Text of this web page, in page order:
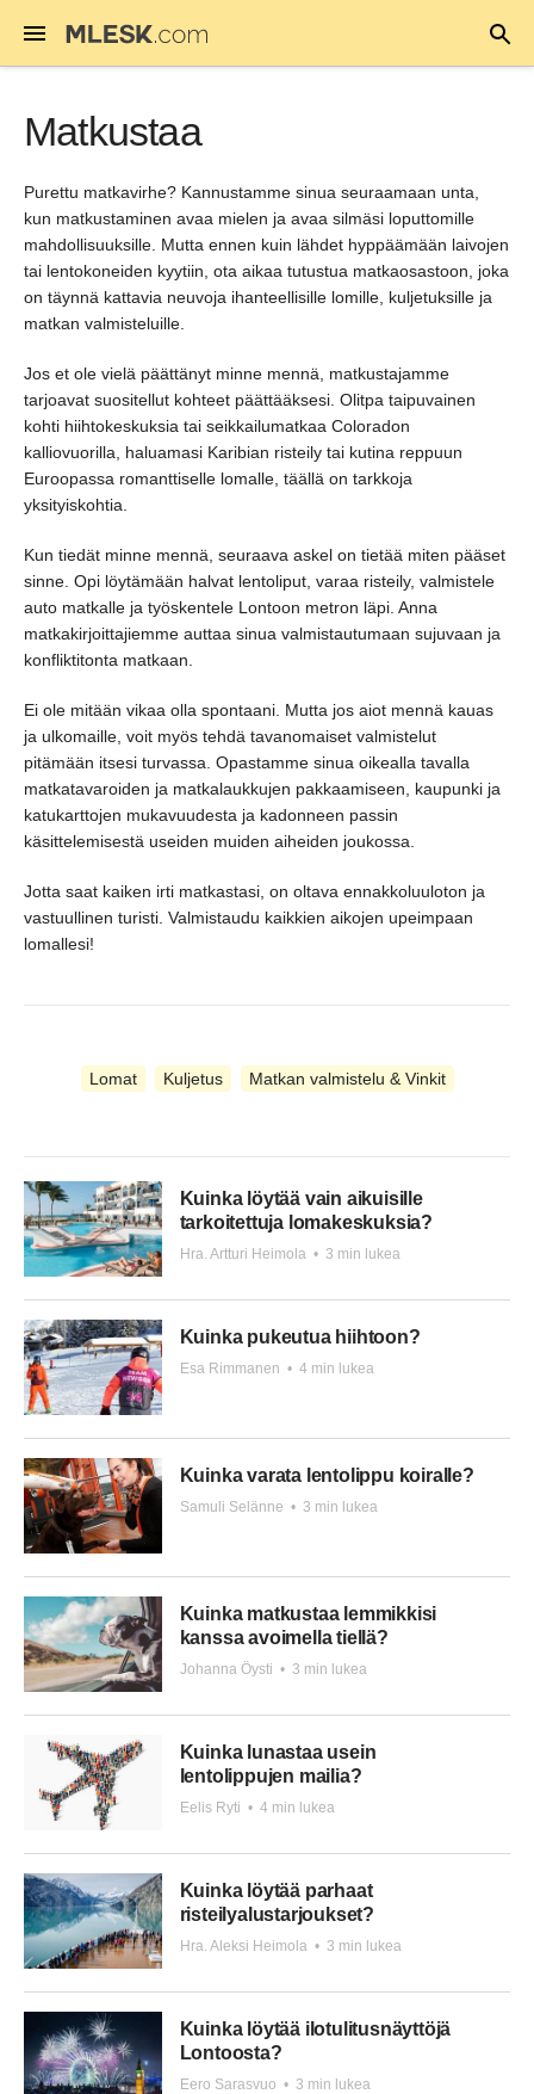
Matkustaa
Purettu matkavirhe? Kannustamme sinua seuraamaan unta,
kun matkustaminen avaa mielen ja avaa silmäsi loputtomille
mahdollisuuksille. Mutta ennen kuin lähdet hyppäämään laivojen
tai lentokoneiden kyytiin, ota aikaa tutustua matkaosastoon, joka
on täynnä kattavia neuvoja ihanteellisille lomille, kuljetuksille ja
matkan valmisteluille.
Jos et ole vielä päättänyt minne mennä, matkustajamme
tarjoavat suositellut kohteet päättääksesi. Olitpa taipuvainen
kohti hiihtokeskuksia tai seikkailumatkaa Coloradon
kalliovuorilla, haluamasi Karibian risteily tai kutina reppuun
Euroopassa romanttiselle lomalle, täällä on tarkkoja
yksityiskohtia.
Kun tiedät minne mennä, seuraava askel on tietää miten pääset
sinne. Opi löytämään halvat lentoliput, varaa risteily, valmistele
auto matkalle ja työskentele Lontoon metron läpi. Anna
matkakirjoittajiemme auttaa sinua valmistautumaan sujuvaan ja
konfliktitonta matkaan.
Ei ole mitään vikaa olla spontaani. Mutta jos aiot mennä kauas
ja ulkomaille, voit myös tehdä tavanomaiset valmistelut
pitämään itsesi turvassa. Opastamme sinua oikealla tavalla
matkatavaroiden ja matkalaukkujen pakkaamiseen, kaupunki ja
katukarttojen mukavuudesta ja kadonneen passin
käsittelemisestä useiden muiden aiheiden joukossa.
Jotta saat kaiken irti matkastasi, on oltava ennakkoluuloton ja
vastuullinen turisti. Valmistaudu kaikkien aikojen upeimpaan
lomallesi!
Lomat Kuljetus Matkan valmistelu & Vinkit
Kuinka löytää vain aikuisille
tarkoitettuja lomakeskuksia?
Hra. Artturi Heimola • 3 min lukea
Kuinka pukeutua hiihtoon?
Esa Rimmanen • 4 min lukea
Kuinka varata lentolippu koiralle?
Samuli Selänne • 3 min lukea
Kuinka matkustaa lemmikkisi
kanssa avoimella tiellä?
Johanna Öysti • 3 min lukea
Kuinka lunastaa usein
lentolippujen mailia?
Eelis Ryti • 4 min lukea
Kuinka löytää parhaat
risteilyalustarjoukset?
Hra. Aleksi Heimola • 3 min lukea
Kuinka löytää ilotulitusnäyttöjä
Lontoosta?
Eero Sarasvuo • 3 min lukea